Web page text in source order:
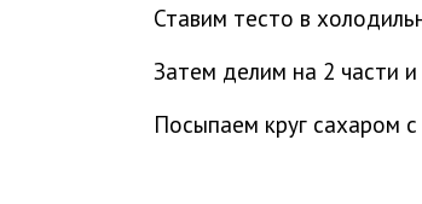
Ставим тесто в
Затем делим на 2 части
Посыпаем круг сахаром